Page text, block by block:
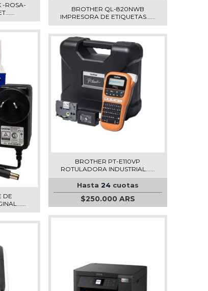
-ROSA-
BROTHER QL-820NWB
IMPRESORA DE ETIQUETAS......
DE
BROTHER PT-E110VP
ROTULADORA INDUSTRIAL......
Hasta 24cuotas
$250.000 ARS